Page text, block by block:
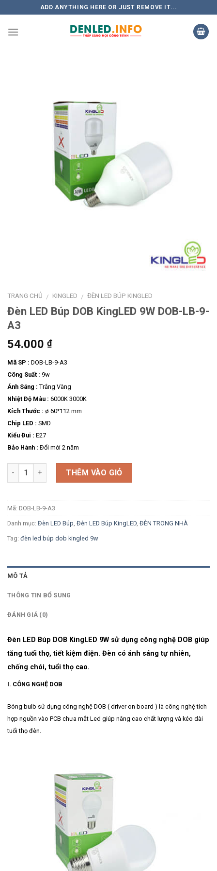
to
content
ADD ANYTHING HERE OR JUST REMOVE IT...
TRANG CHỦ / KINGLED / ĐÈN LED BÚP KINGLED
Đèn LED Búp DOB KingLED 9W DOB-LB-9-
A3
54.000 ₫
Mã SP : DOB-LB-9-A3
Công Suất : 9w
Ánh Sáng : Trắng Vàng
Nhiệt Độ Màu : 6000K 3000K
Kích Thước : ø 60*112 mm
Chip LED : SMD
Kiểu Đui : E27
Bảo Hành : Đổi mới 2 năm
Số lượng THÊM VÀO GIỎ
Mã: DOB-LB-9-A3
Danh mục: Đèn LED Búp Đèn LED Búp KingLED ĐÈN TRONG NHÀ
Tag: đèn led búp dob kingled 9w
MÔ TẢ
THÔNG TIN BỔ SUNG
ĐÁNH GIÁ (0)
Đèn LED Búp DOB KingLED 9W sử dụng công nghệ DOB giúp
tăng tuổi thọ, tiết kiệm điện. Đèn có ánh sáng tự nhiên,
chống chói, tuổi thọ cao.
I. CÔNG NGHỆ DOB
Bóng bulb sử dụng công nghệ DOB ( driver on board ) là công nghệ tích
hợp nguồn vào PCB chưa mắt Led giúp nâng cao chất lượng và kéo dài
tuổi thọ đèn.